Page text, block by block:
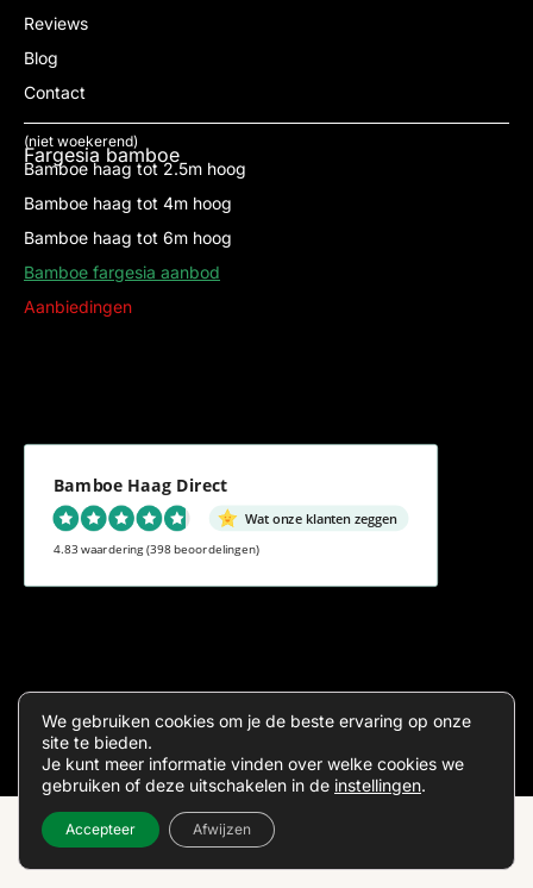
Reviews
Blog
Contact
Fargesia bamboe
(niet woekerend)
Bamboe haag tot 2.5m hoog
Bamboe haag tot 4m hoog
Bamboe haag tot 6m hoog
Bamboe fargesia aanbod
Aanbiedingen
Bamboe Haag Direct
Wat onze klanten zeggen
4.83 waardering(398 beoordelingen)
Algemene voorwaarden Privacy
Inde
Sitema
We gebruiken cookies om je de beste ervaring op onze
site te bieden.
Je kunt meer informatie vinden over welke cookies we
gebruiken of deze uitschakelen in de instellingen.
Accepteer Afwijzen